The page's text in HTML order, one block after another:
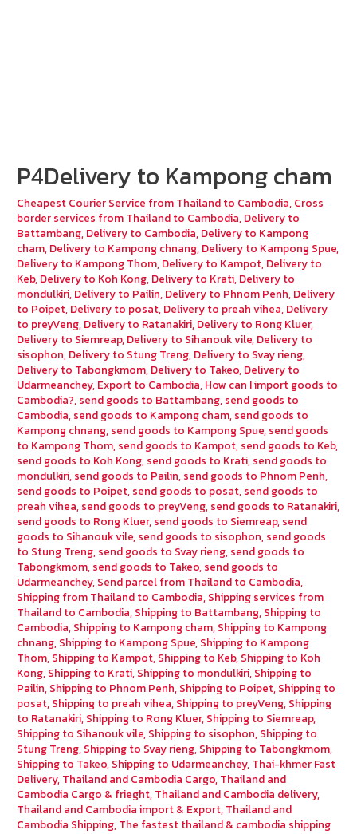
P4Delivery to Kampong cham
Cheapest Courier Service from Thailand to Cambodia, Cross
border services from Thailand to Cambodia, Delivery to
Battambang, Delivery to Cambodia, Delivery to Kampong
cham, Delivery to Kampong chnang, Delivery to Kampong Spue,
Delivery to Kampong Thom, Delivery to Kampot, Delivery to
Keb, Delivery to Koh Kong, Delivery to Krati, Delivery to
mondulkiri, Delivery to Pailin, Delivery to Phnom Penh, Delivery
to Poipet, Delivery to posat, Delivery to preah vihea, Delivery
to preyVeng, Delivery to Ratanakiri, Delivery to Rong Kluer,
Delivery to Siemreap, Delivery to Sihanouk vile, Delivery to
sisophon, Delivery to Stung Treng, Delivery to Svay rieng,
Delivery to Tabongkmom, Delivery to Takeo, Delivery to
Udarmeanchey, Export to Cambodia, How can I import goods to
Cambodia?, send goods to Battambang, send goods to
Cambodia, send goods to Kampong cham, send goods to
Kampong chnang, send goods to Kampong Spue, send goods
to Kampong Thom, send goods to Kampot, send goods to Keb,
send goods to Koh Kong, send goods to Krati, send goods to
mondulkiri, send goods to Pailin, send goods to Phnom Penh,
send goods to Poipet, send goods to posat, send goods to
preah vihea, send goods to preyVeng, send goods to Ratanakiri,
send goods to Rong Kluer, send goods to Siemreap, send
goods to Sihanouk vile, send goods to sisophon, send goods
to Stung Treng, send goods to Svay rieng, send goods to
Tabongkmom, send goods to Takeo, send goods to
Udarmeanchey, Send parcel from Thailand to Cambodia,
Shipping from Thailand to Cambodia, Shipping services from
Thailand to Cambodia, Shipping to Battambang, Shipping to
Cambodia, Shipping to Kampong cham, Shipping to Kampong
chnang, Shipping to Kampong Spue, Shipping to Kampong
Thom, Shipping to Kampot, Shipping to Keb, Shipping to Koh
Kong, Shipping to Krati, Shipping to mondulkiri, Shipping to
Pailin, Shipping to Phnom Penh, Shipping to Poipet, Shipping to
posat, Shipping to preah vihea, Shipping to preyVeng, Shipping
to Ratanakiri, Shipping to Rong Kluer, Shipping to Siemreap,
Shipping to Sihanouk vile, Shipping to sisophon, Shipping to
Stung Treng, Shipping to Svay rieng, Shipping to Tabongkmom,
Shipping to Takeo, Shipping to Udarmeanchey, Thai-khmer Fast
Delivery, Thailand and Cambodia Cargo, Thailand and
Cambodia Cargo & frieght, Thailand and Cambodia delivery,
Thailand and Cambodia import & Export, Thailand and
Cambodia Shipping, The fastest thailand & cambodia shipping